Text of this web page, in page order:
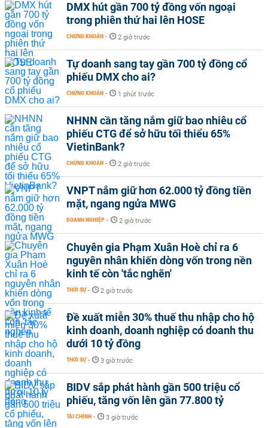
DMX hút gần 700 tỷ đồng vốn ngoại
trong phiên thứ hai lên HOSE
CHỨNG KHOÁN - 2 giờ trước
Tự doanh sang tay gần 700 tỷ đồng cổ
phiếu DMX cho ai?
CHỨNG KHOÁN - 1 phút trước
NHNN cần tăng nắm giữ bao nhiêu cổ
phiếu CTG để sở hữu tối thiểu 65%
VietinBank?
CHỨNG KHOÁN - 2 giờ trước
VNPT nắm giữ hơn 62.000 tỷ đồng tiền
mặt, ngang ngửa MWG
DOANH NGHIỆP - 2 giờ trước
Chuyên gia Phạm Xuân Hoè chỉ ra 6
nguyên nhân khiến dòng vốn trong nền
kinh tế còn 'tắc nghẽn'
THỜI SỰ - 2 giờ trước
Đề xuất miễn 30% thuế thu nhập cho hộ
kinh doanh, doanh nghiệp có doanh thu
dưới 10 tỷ đồng
THỜI SỰ - 3 giờ trước
BIDV sắp phát hành gần 500 triệu cổ
phiếu, tăng vốn lên gần 77.800 tỷ
TÀI CHÍNH - 3 giờ trước